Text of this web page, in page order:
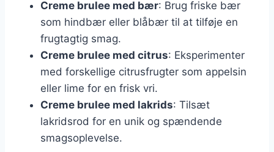
Creme brulee med bær: Brug friske bær
som hindbær eller blåbær til at tilføje en
frugtagtig smag.
Creme brulee med citrus: Eksperimenter
med forskellige citrusfrugter som appelsin
eller lime for en frisk vri.
Creme brulee med lakrids: Tilsæt
lakridsrod for en unik og spændende
smagsoplevelse.